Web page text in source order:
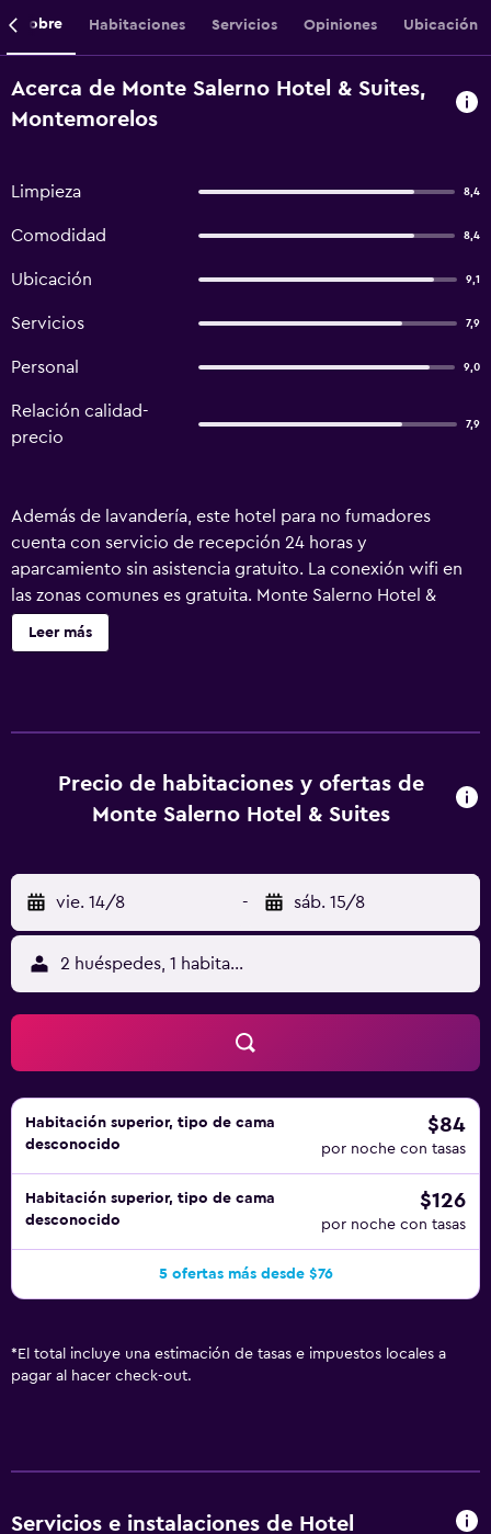
Sobre Habitaciones Servicios Opiniones Ubicación
Acerca de Monte Salerno Hotel & Suites,
Montemorelos
Limpieza 8,4
Comodidad 8,4
Ubicación 9,1
Servicios 7,9
Personal 9,0
Relación calidad-
precio
7,9
Además de lavandería, este hotel para no fumadores
cuenta con servicio de recepción 24 horas y
aparcamiento sin asistencia gratuito. La conexión wifi en
las zonas comunes es gratuita. Monte Salerno Hotel &
Suites ofrece 14 alojamientos con aire acondicionado y
albornoces. Se ofrece televisión por satélite. Los baños
limpieza todos los días y es posible solicitar secador de
Leer más
Precio de habitaciones y ofertas de
Monte Salerno Hotel & Suites
vie. 14/8 - sáb. 15/8
2 huéspedes, 1 habitación
Habitación superior, tipo de cama
desconocido
$84
por noche con tasas
Habitación superior, tipo de cama
desconocido
$126
por noche con tasas
5 ofertas más desde $76
* El total incluye una estimación de tasas e impuestos locales a
pagar al hacer check-out.
Servicios e instalaciones de Hotel